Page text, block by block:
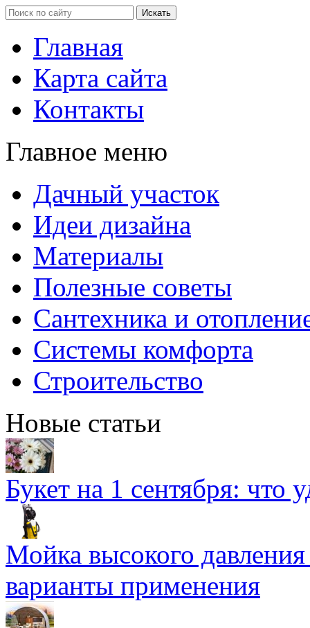
Главная
Карта сайта
Контакты
Главное меню
Дачный участок
Идеи дизайна
Материалы
Полезные советы
Сантехника и
Системы комфорта
Строительство
Новые статьи
Букет на 1 сентября: что
Мойка высокого
варианты применения